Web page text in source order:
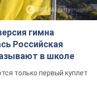
гимна
Российская
в школе
только первый куплет